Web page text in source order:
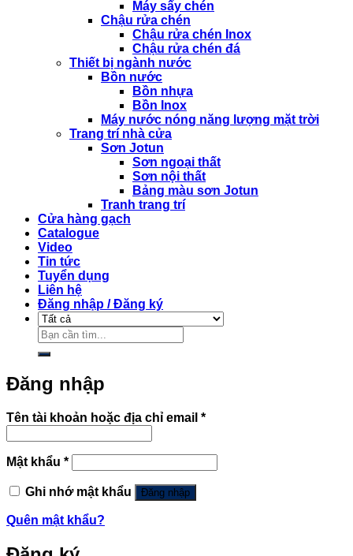
Máy sấy chén
Chậu rửa chén
Chậu rửa chén Inox
Chậu rửa chén đá
Thiết bị ngành nước
Bồn nước
Bồn nhựa
Bồn Inox
Máy nước nóng năng lượng mặt trời
Trang trí nhà cửa
Sơn Jotun
Sơn ngoại thất
Sơn nội thất
Bảng màu sơn Jotun
Tranh trang trí
Cửa hàng gạch
Catalogue
Video
Tin tức
Tuyển dụng
Liên hệ
Đăng nhập / Đăng ký
Tìm
kiếm:
Đăng nhập
Tên tài khoản hoặc địa chỉ email *Bắt
Mật khẩu *Bắt
buộc
Ghi nhớ mật khẩu
Đăng nhập
Quên mật khẩu?